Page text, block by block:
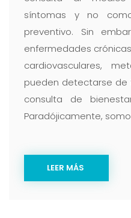
síntomas y no
preventivo. Sin
enfermedades
cardiovasculares,
pueden detectarse
consulta de
Paradójicamente,
LEER MÁS